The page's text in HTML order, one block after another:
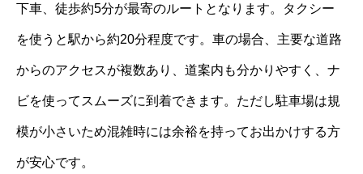
下車、徒歩約5分が最寄のルートとなります。タクシー
を使うと駅から約20分程度です。車の場合、主要な道路
からのアクセスが複数あり、道案内も分かりやすく、ナ
ビを使ってスムーズに到着できます。ただし駐車場は規
模が小さいため混雑時には余裕を持ってお出かけする方
が安心です。